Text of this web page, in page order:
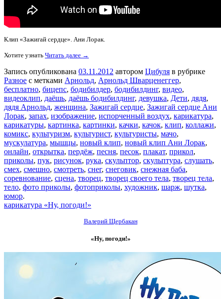
Клип «Зажигай сердце». Ани Лорак.
Хотите узнать Читать далее →
Запись опубликована 03.11.2012 автором Цибуля в рубрике
Разное с метками Арнольд, Арнольд Шварценеггер,
бесплатно, бицепс, бодибилдер, бодибилдинг, видео,
видеоклип, даёшь, даёшь бодибилдинг, девушка, Дети, дядя,
дядя Арнольд, женщина, Зажигай сердце, Зажигай сердце Ани
Лорак, запах, изображение, испорченный воздух, карикатура,
карикатуры, картинка, картинки, качки, качок, клип, коллажи,
комикс, культуризм, культурист, культуристы, мачо,
мускулатура, мышцы, новый клип, новый клип Ани Лорак,
онлайн, открытка, пердёж, песня, песок, плакат, прикол,
приколы, пук, рисунок, рука, скульптор, скульптура, слушать,
смех, смешно, смотреть, снег, снеговик, снежная баба,
соревнование, сцена, творец, творец своего тела, творец тела,
тело, фото приколы, фотоприколы, художник, шарж, шутка,
юмор.
карикатура «Ну, погоди!»
Валерий Щербакан
«Ну, погоди!»